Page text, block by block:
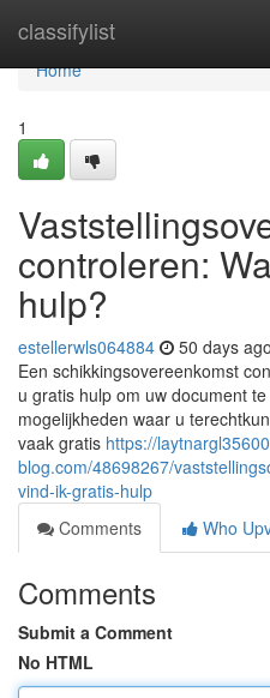
classifylist
Home
Home
1
controleren:
hulp?
estellerwls064884 50 days ago
Een schikkingsovereenkomst
u gratis hulp om uw document
mogelijkheden waar u
vaak gratis https://
blog.com/48698267/
vind-ik-gratis-hulp
Comments
Who
Comments
Submit a Comment
No HTML